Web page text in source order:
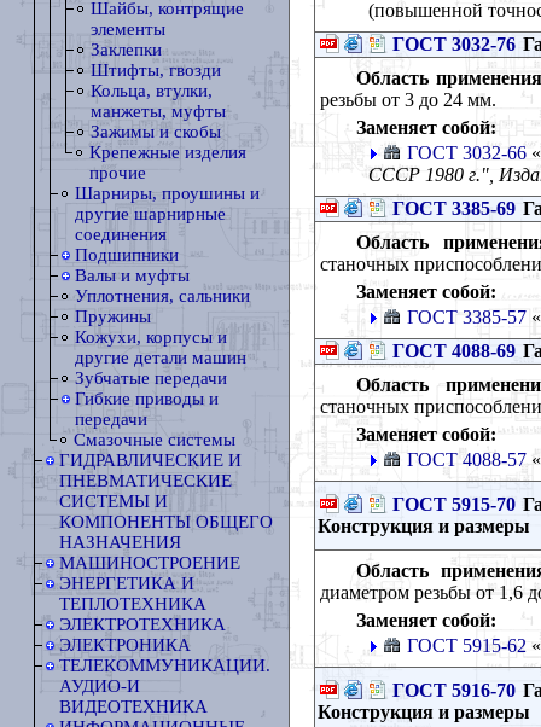
Шайбы, контрящие
элементы
Заклепки
Штифты, гвозди
Кольца, втулки,
манжеты, муфты
Зажимы и скобы
Крепежные изделия
прочие
Шарниры, проушины и
другие шарнирные
соединения
Подшипники
Валы и муфты
Уплотнения, сальники
Пружины
Кожухи, корпусы и
другие детали машин
Зубчатые передачи
Гибкие приводы и
передачи
Смазочные системы
ГИДРАВЛИЧЕСКИЕ И
ПНЕВМАТИЧЕСКИЕ
СИСТЕМЫ И
КОМПОНЕНТЫ ОБЩЕГО
НАЗНАЧЕНИЯ
МАШИНОСТРОЕНИЕ
ЭНЕРГЕТИКА И
ТЕПЛОТЕХНИКА
ЭЛЕКТРОТЕХНИКА
ЭЛЕКТРОНИКА
ТЕЛЕКОММУНИКАЦИИ.
АУДИО-И
ВИДЕОТЕХНИКА
(повышенной
ГОСТ 3032-76
Область
резьбы от 3 до 24 мм.
Заменяет собой:
ГОСТ 3032-66
СССР 1980 г.",
ГОСТ 3385-69
Область
станочных
Заменяет собой:
ГОСТ 3385-57
ГОСТ 4088-69
Область
станочных
Заменяет собой:
ГОСТ 4088-57
ГОСТ 5915-70
Конструкция и размеры
Область
диаметром резьбы от 1,6
Заменяет собой:
ГОСТ 5915-62
ГОСТ 5916-70
Конструкция и размеры